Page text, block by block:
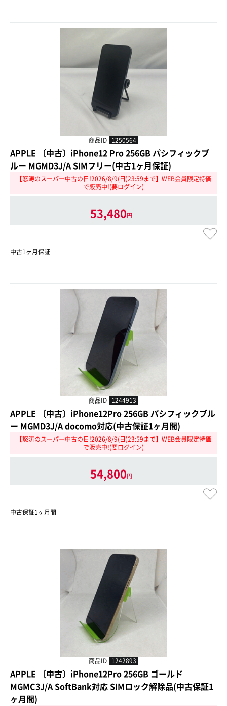
商品ID 1250564
APPLE 〔中古〕iPhone12 Pro 256GB パシフィックブ
ルー MGMD3J/A SIMフリー(中古1ヶ月保証)
【怒涛のスーパー中古の日!2026/8/9(日)23:59まで】WEB会員限定特価
で販売中!(要ログイン)
53,480円
中古1ヶ月保証
商品ID 1244913
APPLE 〔中古〕iPhone12Pro 256GB パシフィックブル
ー MGMD3J/A docomo対応(中古保証1ヶ月間)
【怒涛のスーパー中古の日!2026/8/9(日)23:59まで】WEB会員限定特価
で販売中!(要ログイン)
54,800円
中古保証1ヶ月間
商品ID 1242893
APPLE 〔中古〕iPhone12Pro 256GB ゴールド
MGMC3J/A SoftBank対応 SIMロック解除品(中古保証1
ヶ月間)